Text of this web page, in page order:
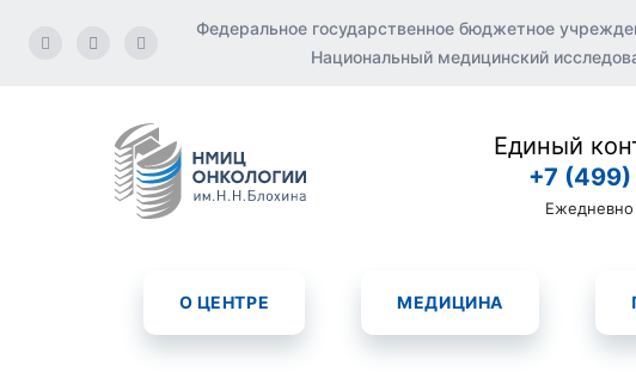
Федеральное государственное бюджетное
Национальный медицинский
Единый
+7
О ЦЕНТРЕ МЕДИЦИНА